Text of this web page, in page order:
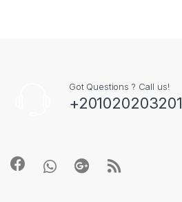
Got Questions ? Call us!
+201020203201